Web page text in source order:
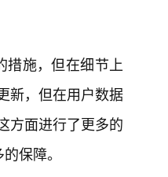
措施，但在细节上
新，但在用户数据
方面进行了更多的
保障。